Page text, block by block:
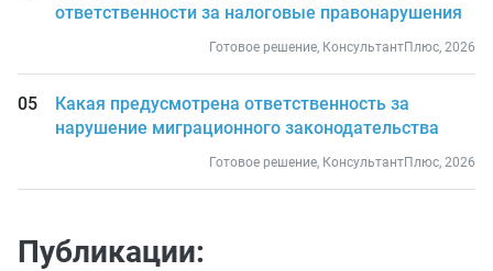
ответственности за налоговые правонарушения
Готовое решение, КонсультантПлюс, 2026
Какая предусмотрена ответственность за
нарушение миграционного законодательства
Готовое решение, КонсультантПлюс, 2026
Публикации: